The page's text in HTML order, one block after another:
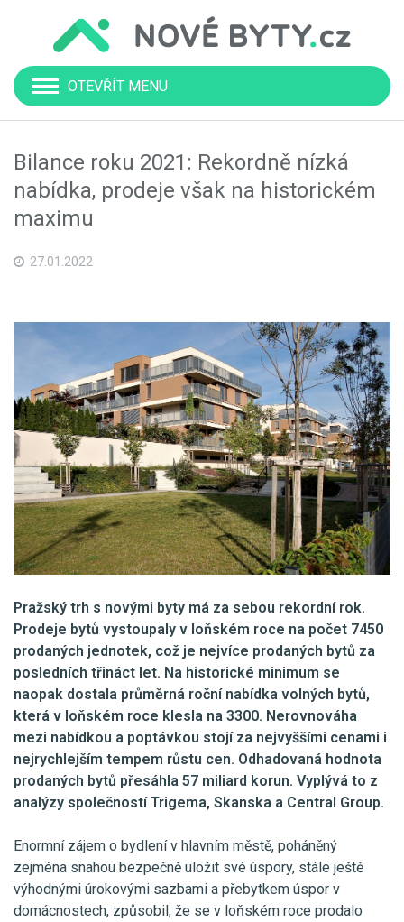
OTEVŘÍT MENU
Bilance roku 2021: Rekordně nízká
nabídka, prodeje však na historickém
maximu
27.01.2022
Pražský trh s novými byty má za sebou rekordní rok.
Prodeje bytů vystoupaly v loňském roce na počet 7450
prodaných jednotek, což je nejvíce prodaných bytů za
posledních třináct let. Na historické minimum se
naopak dostala průměrná roční nabídka volných bytů,
která v loňském roce klesla na 3300. Nerovnováha
mezi nabídkou a poptávkou stojí za nejvyššími cenami i
nejrychlejším tempem růstu cen. Odhadovaná hodnota
prodaných bytů přesáhla 57 miliard korun. Vyplývá to z
analýzy společností Trigema, Skanska a Central Group.
Enormní zájem o bydlení v hlavním městě, poháněný
zejména snahou bezpečně uložit své úspory, stále ještě
výhodnými úrokovými sazbami a přebytkem úspor v
domácnostech, způsobil, že se v loňském roce prodalo